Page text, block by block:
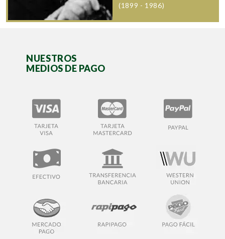
(1899 - 1986)
NUESTROS
MEDIOS DE PAGO